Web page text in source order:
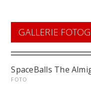
GALLERIE
SpaceBalls The
FOTO